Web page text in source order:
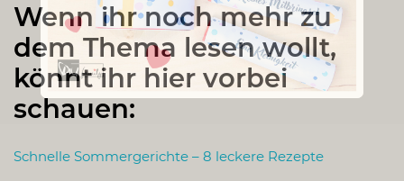
Wenn ihr noch mehr zu
dem Thema lesen wollt,
könnt ihr hier vorbei
schauen:
Schnelle Sommergerichte – 8 leckere Rezepte